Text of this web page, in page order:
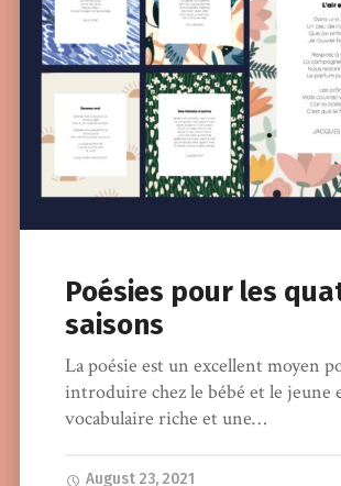
Poésies pour les
saisons
La poésie est un excellent moyen
introduire chez le bébé et le jeune
vocabulaire riche et une…
August 23, 2021